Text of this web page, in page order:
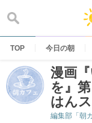
content
TOP 今日の朝
漫画
を』
はん
編集部「朝